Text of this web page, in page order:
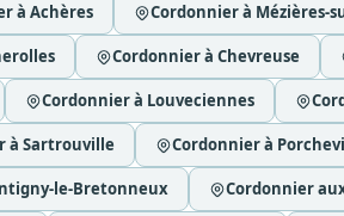
à Achères Cordonnier à Mézières-
Cordonnier à Chevreuse
Cordonnier à Louveciennes
à Sartrouville Cordonnier à
le-Bretonneux Cordonnier